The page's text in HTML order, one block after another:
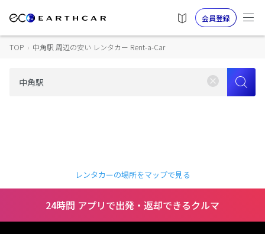
会員登録
TOP › 中角駅 周辺の安い レンタカー Rent-a-Car
レンタカーの場所をマップで見る
24時間 アプリで出発・返却できるクルマ